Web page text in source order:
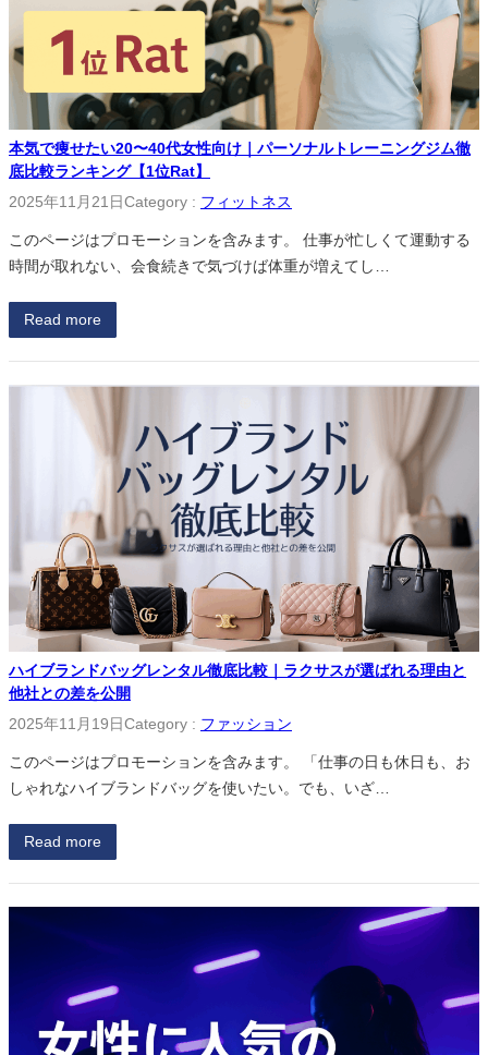
本気で痩せたい20〜40代女性向け｜パーソナルトレーニングジム徹
底比較ランキング【1位Rat】
2025年11月21日Category : フィットネス
このページはプロモーションを含みます。 仕事が忙しくて運動する
時間が取れない、会食続きで気づけば体重が増えてし…
Read more
ハイブランドバッグレンタル徹底比較｜ラクサスが選ばれる理由と
他社との差を公開
2025年11月19日Category : ファッション
このページはプロモーションを含みます。 「仕事の日も休日も、お
しゃれなハイブランドバッグを使いたい。でも、いざ…
Read more